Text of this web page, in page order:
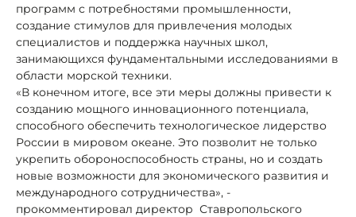
программ с потребностями промышленности,
создание стимулов для привлечения молодых
специалистов и поддержка научных школ,
занимающихся фундаментальными исследованиями в
области морской техники.
«В конечном итоге, все эти меры должны привести к
созданию мощного инновационного потенциала,
способного обеспечить технологическое лидерство
России в мировом океане. Это позволит не только
укрепить обороноспособность страны, но и создать
новые возможности для экономического развития и
международного сотрудничества», -
прокомментировал директор Ставропольского